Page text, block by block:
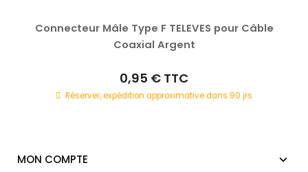
Connecteur Mâle Type F TELEVES pour Câble
Coaxial Argent
0,95 € TTC
Réserver, expédition approximative dans 90 jrs
MON COMPTE